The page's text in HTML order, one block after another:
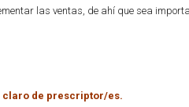
las ventas, de ahí que sea
de prescriptor/es.